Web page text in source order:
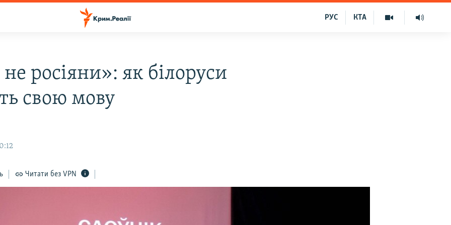
КТА
РУС
росіяни»: як білоруси
свою мову
Читати без VPN